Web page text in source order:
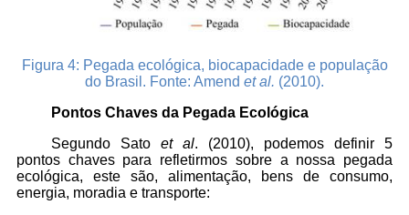
Figura 4: Pegada ecológica, biocapacidade e população
do Brasil. Fonte: Amend et al. (2010).
Pontos Chaves da Pegada Ecológica
Segundo Sato et al. (2010), podemos definir 5
pontos chaves para refletirmos sobre a nossa pegada
ecológica, este são, alimentação, bens de consumo,
energia, moradia e transporte: